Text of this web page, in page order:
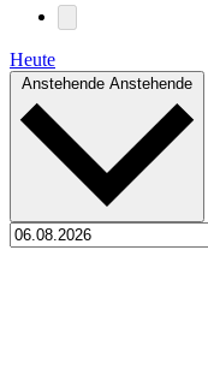
Heute
Anstehende Anstehende